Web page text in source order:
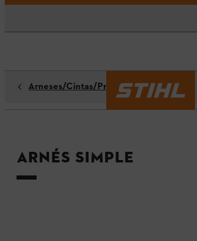
Arneses/Cintas/Protectores de manos
Arnés simple